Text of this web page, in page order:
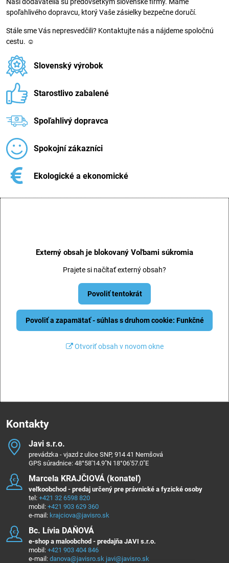
spoľahlivého dopravcu, ktorý Vaše zásielky bezpečne doručí.
Stále sme Vás nepresvedčili? Kontaktujte nás a nájdeme spoločnú
cestu. ☺
Slovenský výrobok
Starostlivo zabalené
Spoľahlivý dopravca
Spokojní zákazníci
Ekologické a ekonomické
Externý obsah je blokovaný Voľbami súkromia
Prajete si načítať externý obsah?
Povoliť tentokrát
Povoliť a zapamätať - súhlas s druhom cookie: Funkčné
Otvoriť obsah v novom okne
Kontakty
Javi s​.r​.o​.
prevádzka - vjazd z ulice SNP, 914 41 Nemšová
GPS súradnice: 48°58'14.9"N 18°06'57.0"E
Marcela KRAJČIOVÁ (konateľ)
veľkoobchod - predaj určený pre právnické a fyzické osoby
tel: +421 32 6598 820
mobil: +421 903 629 360
e-mail: krajciova@javisro.sk
Bc​. Lívia DAŇOVÁ
e-shop a maloobchod - predajňa JAVI s.r.o.
mobil: +421 903 404 846
e-mail: danova@javisro.sk javi@javisro.sk